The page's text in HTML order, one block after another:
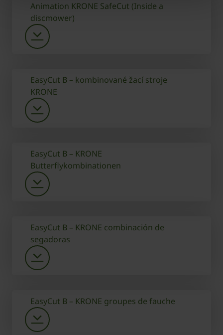
Animation KRONE SafeCut (Inside a
discmower)
EasyCut B – kombinované žací stroje
KRONE
EasyCut B – KRONE
Butterflykombinationen
EasyCut B – KRONE combinación de
segadoras
EasyCut B – KRONE groupes de fauche